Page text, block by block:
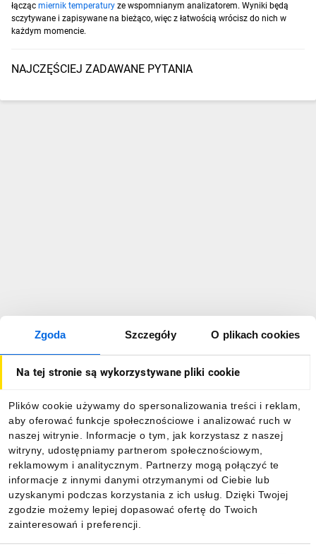
Zgoda Szczegóły O plikach cookies
Na tej stronie są wykorzystywane pliki cookie
Plików cookie używamy do spersonalizowania treści i reklam,
aby oferować funkcje społecznościowe i analizować ruch w
naszej witrynie. Informacje o tym, jak korzystasz z naszej
witryny, udostępniamy partnerom społecznościowym,
reklamowym i analitycznym. Partnerzy mogą połączyć te
informacje z innymi danymi otrzymanymi od Ciebie lub
uzyskanymi podczas korzystania z ich usług. Dzięki Twojej
zgodzie możemy lepiej dopasować ofertę do Twoich
zainteresowań i preferencji.
łącząc miernik temperatury ze wspomnianym analizatorem. Wyniki będą
sczytywane i zapisywane na bieżąco, więc z łatwością wrócisz do nich w
każdym momencie.
NAJCZĘŚCIEJ ZADAWANE PYTANIA